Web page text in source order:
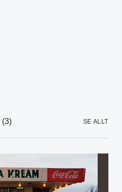
(3) SE ALLT